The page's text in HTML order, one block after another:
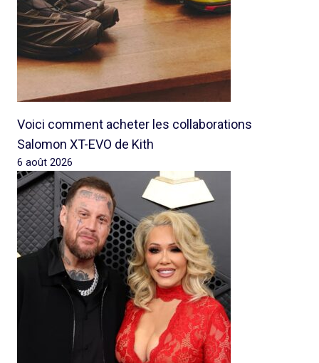
Voici comment acheter les collaborations
Salomon XT-EVO de Kith
6 août 2026